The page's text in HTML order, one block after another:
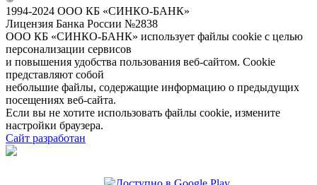
1994-2024 ООО КБ «СИНКО-БАНК»
Лицензия Банка России №2838
ООО КБ «СИНКО-БАНК» использует файлы cookie с целью
персонализации сервисов
и повышения удобства пользования веб-сайтом. Cookie
представляют собой
небольшие файлы, содержащие информацию о предыдущих
посещениях веб-сайта.
Если вы не хотите использовать файлы cookie, измените
настройки браузера.
Сайт разработан